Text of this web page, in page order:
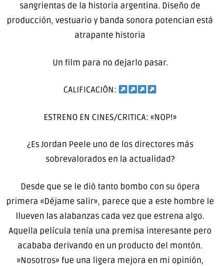
sangrientas de la historia argentina. Diseño de
producción, vestuario y banda sonora potencian está
atrapante historia
Un film para no dejarlo pasar.
CALIFICACIÓN:
ESTRENO EN CINES/CRITICA: «NOP!»
¿Es Jordan Peele uno de los directores más
sobrevalorados en la actualidad?
Desde que se le dió tanto bombo con su ópera
primera «Déjame salir», parece que a este hombre le
llueven las alabanzas cada vez que estrena algo.
Aquella película tenía una premisa interesante pero
acababa derivando en un producto del montón.
»Nosotros» fue una ligera mejora en mi opinión,